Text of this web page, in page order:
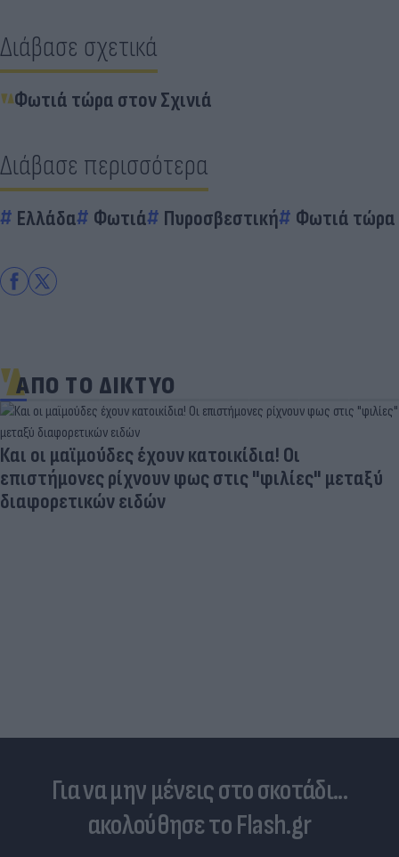
Διάβασε σχετικά
Φωτιά τώρα στον Σχινιά
Διάβασε περισσότερα
Ελλάδα Φωτιά Πυροσβεστική Φωτιά τώρα
ΑΠΟ ΤΟ ΔΙΚΤΥΟ
Για να μην μένεις στο σκοτάδι...
ακολούθησε το Flash.gr